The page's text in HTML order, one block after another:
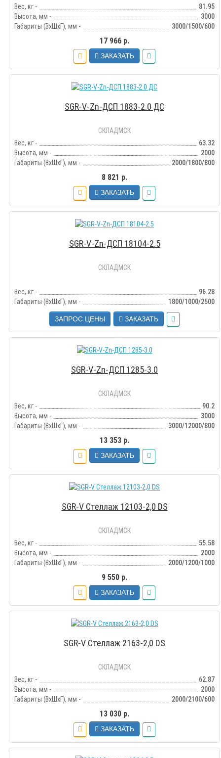
Вес, кг -
81.95
Высота, мм -
3000
Габариты (ВхШхГ), мм -
3000/1500/600
17 966 р.
ЗАКАЗАТЬ
SGR-V-Zn-ДСП 1883-2.0 ДС
СКЛАДМСК
Вес, кг -
63.32
Высота, мм -
2000
Габариты (ВхШхГ), мм -
2000/1800/800
8 821 р.
ЗАКАЗАТЬ
SGR-V-Zn-ДСП 18104-2.5
СКЛАДМСК
Вес, кг -
96.28
Габариты (ВхШхГ), мм -
1800/1000/2500
ЗАПРОС ЦЕНЫ ЗАКАЗАТЬ
SGR-V-Zn-ДСП 1285-3.0
СКЛАДМСК
Вес, кг -
90.2
Высота, мм -
3000
Габариты (ВхШхГ), мм -
3000/12000/800
13 353 р.
ЗАКАЗАТЬ
SGR-V Стеллаж 12103-2,0 DS
СКЛАДМСК
Вес, кг -
55.58
Высота, мм -
2000
Габариты (ВхШхГ), мм -
2000/1200/1000
9 550 р.
ЗАКАЗАТЬ
SGR-V Стеллаж 2163-2,0 DS
СКЛАДМСК
Вес, кг -
62.87
Высота, мм -
2000
Габариты (ВхШхГ), мм -
2000/2100/600
13 030 р.
ЗАКАЗАТЬ